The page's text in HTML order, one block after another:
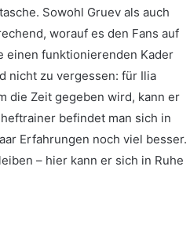
Sowohl Gruev als auch
worauf es den Fans auf
einen funktionierenden Kader
nicht zu vergessen: für Ilia
die Zeit gegeben wird, kann er
befindet man sich in
Erfahrungen noch viel besser.
– hier kann er sich in Ruhe